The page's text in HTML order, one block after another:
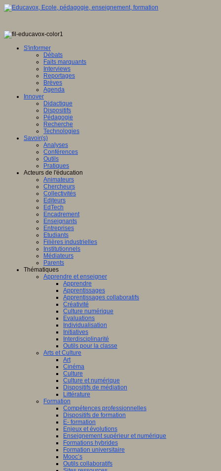
S'informer
Débats
Faits marquants
Interviews
Reportages
Brèves
Agenda
Innover
Didactique
Dispositifs
Pédagogie
Recherche
Technologies
Savoir(s)
Analyses
Conférences
Outils
Pratiques
Acteurs de l'éducation
Animateurs
Chercheurs
Collectivités
Editeurs
EdTech
Encadrement
Enseignants
Entreprises
Etudiants
Filières industrielles
Institutionnels
Médiateurs
Parents
Thématiques
Apprendre et enseigner
Apprendre
Apprentissages
Apprentissages collaboratifs
Créativité
Culture numérique
Evaluations
Individualisation
Initiatives
Interdisciplinarité
Outils pour la classe
Arts et Culture
Art
Cinéma
Culture
Culture et numérique
Dispositifs de médiation
Littérature
Formation
Compétences professionnelles
Dispositifs de formation
E- formation
Enjeux et évolutions
Enseignement supérieur et numérique
Formations hybrides
Formation universitaire
Mooc’s
Outils collaboratifs